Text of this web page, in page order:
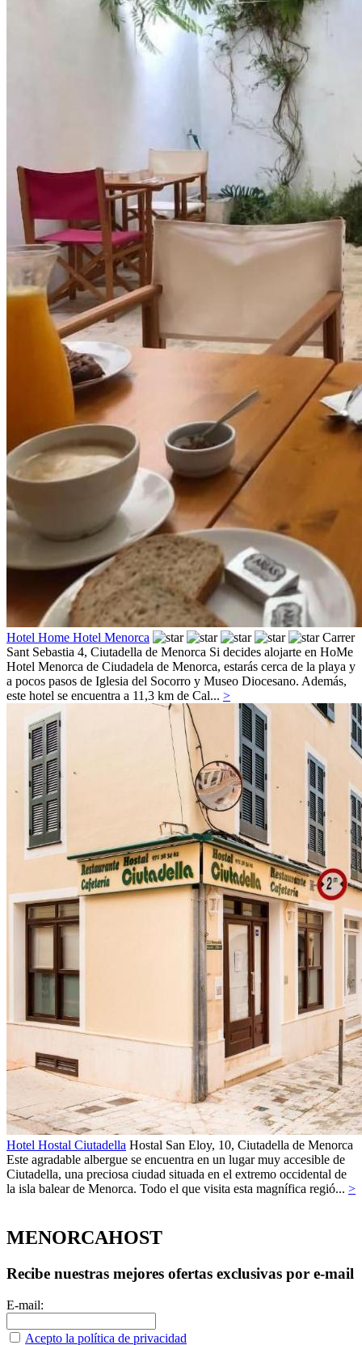
Hotel Home Hotel Menorca
Carrer
Sant Sebastia 4, Ciutadella de Menorca Si decides alojarte en HoMe
Hotel Menorca de Ciudadela de Menorca, estarás cerca de la playa y
a pocos pasos de Iglesia del Socorro y Museo Diocesano. Además,
este hotel se encuentra a 11,3 km de Cal... >
Hotel Hostal Ciutadella Hostal San Eloy, 10, Ciutadella de Menorca
Este agradable albergue se encuentra en un lugar muy accesible de
Ciutadella, una preciosa ciudad situada en el extremo occidental de
la isla balear de Menorca. Todo el que visita esta magnífica regió... >
MENORCAHOST
Recibe nuestras mejores ofertas exclusivas por e-mail
E-mail:
Acepto la política de privacidad